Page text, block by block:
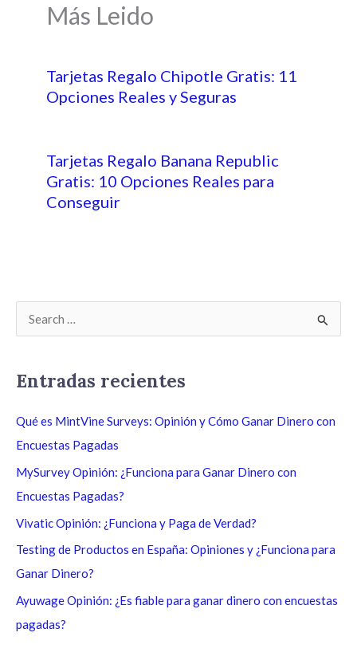
Más Leido
Tarjetas Regalo Chipotle Gratis: 11
Opciones Reales y Seguras
Tarjetas Regalo Banana Republic
Gratis: 10 Opciones Reales para
Conseguir
a
r
p
o
Entradas recientes
Qué es MintVine Surveys: Opinión y Cómo Ganar Dinero con
Encuestas Pagadas
MySurvey Opinión: ¿Funciona para Ganar Dinero con
Encuestas Pagadas?
Vivatic Opinión: ¿Funciona y Paga de Verdad?
Testing de Productos en España: Opiniones y ¿Funciona para
Ganar Dinero?
Ayuwage Opinión: ¿Es fiable para ganar dinero con encuestas
pagadas?